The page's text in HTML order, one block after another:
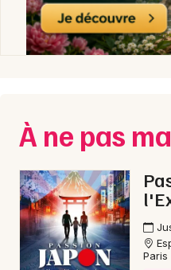
À ne pas
Paris